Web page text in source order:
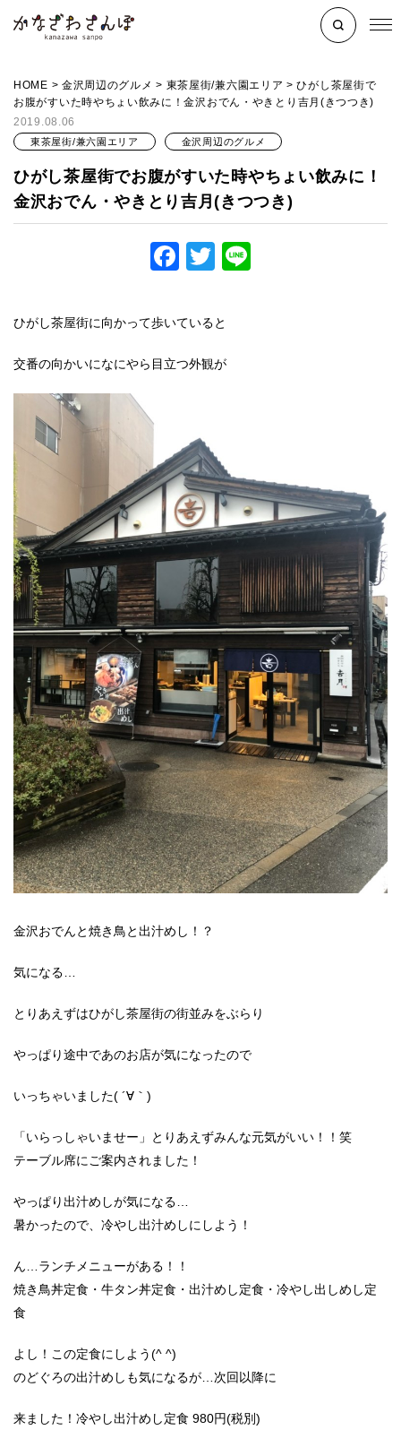
HOME > 金沢周辺のグルメ > 東茶屋街/兼六園エリア >ひがし茶屋街で
お腹がすいた時やちょい飲みに！金沢おでん・やきとり吉月(きつつき)
2019.08.06
東茶屋街/兼六園エリア 金沢周辺のグルメ
ひがし茶屋街でお腹がすいた時やちょい飲みに！
金沢おでん・やきとり吉月(きつつき)
Facebook
Twitter
ひがし茶屋街に向かって歩いていると
交番の向かいになにやら目立つ外観が
金沢おでんと焼き鳥と出汁めし！？
気になる…
とりあえずはひがし茶屋街の街並みをぶらり
やっぱり途中であのお店が気になったので
いっちゃいました( ´∀｀)
「いらっしゃいませー」とりあえずみんな元気がいい！！笑
テーブル席にご案内されました！
やっぱり出汁めしが気になる…
暑かったので、冷やし出汁めしにしよう！
ん…ランチメニューがある！！
焼き鳥丼定食・牛タン丼定食・出汁めし定食・冷やし出しめし定
食
よし！この定食にしよう(^ ^)
のどぐろの出汁めしも気になるが…次回以降に
来ました！冷やし出汁めし定食 980円(税別)